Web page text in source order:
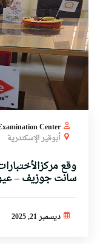
التدريب والخدمة
الإستشارات
Center
أبوقير الإسكندرية
وقع
سانت جوزيف –
ديسمبر 21, 2025